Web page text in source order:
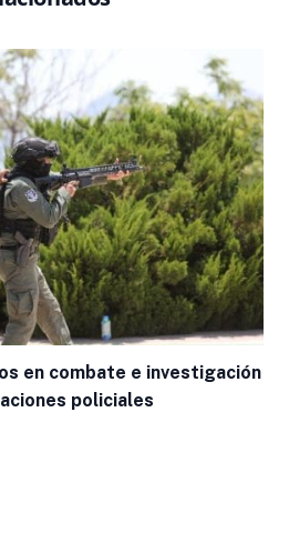
en combate e investigación
policiales